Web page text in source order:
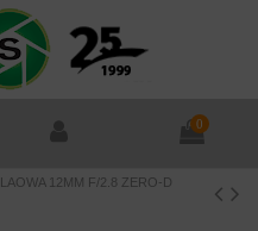
0
LAOWA 12MM F/2.8 ZERO-D